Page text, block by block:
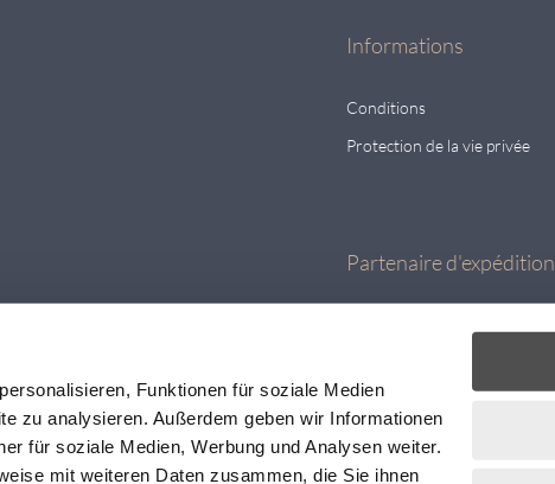
Funktionen für soziale Medien
zu analysieren. Außerdem geben wir Informationen
für soziale Medien, Werbung und Analysen weiter.
mit weiteren Daten zusammen, die Sie ihnen
Informations
Conditions
Protection de la vie privée
Partenaire d'expédition